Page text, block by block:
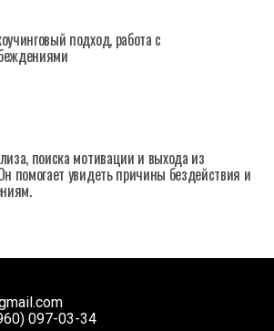
подход, работа с
поиска мотивации и выхода из
помогает увидеть причины бездействия и
097-03-34